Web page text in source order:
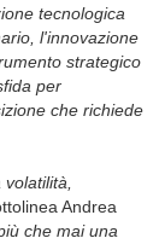
tecnologica
l'innovazione
strategico
per
che richiede
Andrea
che mai una